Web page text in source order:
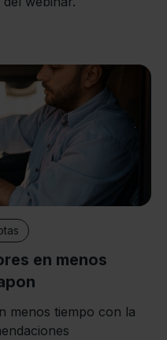
en menos
menos tiempo con la